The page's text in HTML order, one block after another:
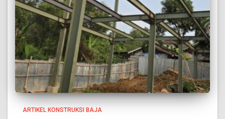
ARTIKEL KONSTRUKSI BAJA